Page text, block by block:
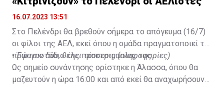
16.07.2023 13:51
Στο Πελένδρι θα βρεθούν σήμερα το απόγευμα (16/7)
οι φίλοι της ΑΕΛ, εκεί όπου η ομάδα πραγματοποιεί το
πρώτο στάδιο της προετοιμασίας της.
•Έφυγαν δύο, θέλει τέσσερις (πληροφορίες)
Ως σημείο συνάντησης ορίστηκε η Άλασσα, όπου θα
μαζευτούν η ώρα 16:00 και από εκεί θα αναχωρήσουν